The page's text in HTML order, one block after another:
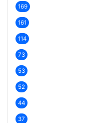
169
161
114
73
53
52
44
37